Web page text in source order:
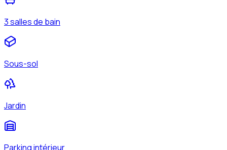
3 salles de bain
Sous-sol
Jardin
Parking intérieur